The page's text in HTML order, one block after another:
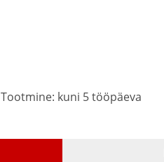
Tootmine: kuni 5 tööpäeva